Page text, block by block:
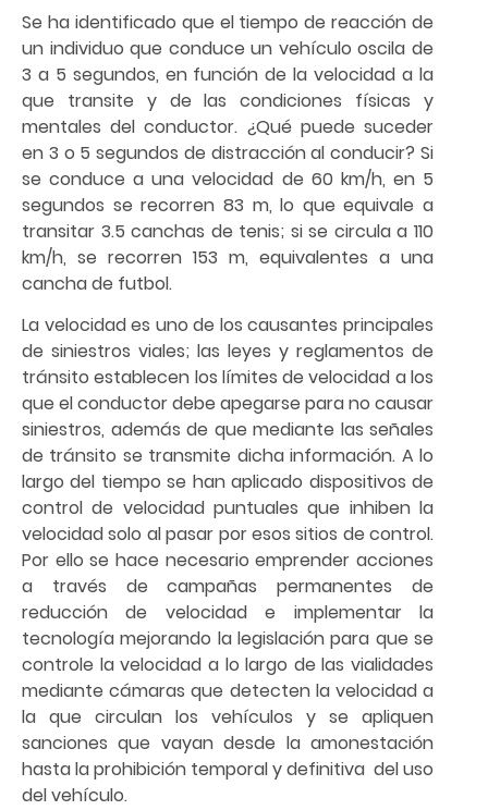
Se ha identificado que el tiempo de reacción de
un individuo que conduce un vehículo oscila de
3 a 5 segundos, en función de la velocidad a la
que transite y de las condiciones físicas y
mentales del conductor. ¿Qué puede suceder
en 3 o 5 segundos de distracción al conducir? Si
se conduce a una velocidad de 60 km/h, en 5
segundos se recorren 83 m, lo que equivale a
transitar 3.5 canchas de tenis; si se circula a 110
km/h, se recorren 153 m, equivalentes a una
cancha de futbol.
La velocidad es uno de los causantes principales
de siniestros viales; las leyes y reglamentos de
tránsito establecen los límites de velocidad a los
que el conductor debe apegarse para no causar
siniestros, además de que mediante las señales
de tránsito se transmite dicha información. A lo
largo del tiempo se han aplicado dispositivos de
control de velocidad puntuales que inhiben la
velocidad solo al pasar por esos sitios de control.
Por ello se hace necesario emprender acciones
a través de campañas permanentes de
reducción de velocidad e implementar la
tecnología mejorando la legislación para que se
controle la velocidad a lo largo de las vialidades
mediante cámaras que detecten la velocidad a
la que circulan los vehículos y se apliquen
sanciones que vayan desde la amonestación
hasta la prohibición temporal y definitiva del uso
del vehículo.